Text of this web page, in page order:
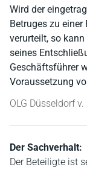
Wird der
Betruges zu
verurteilt, so
seines
Geschäftsführer
Voraussetzung
OLG Düsseldorf
Der Sachverhalt:
Der Beteiligte ist